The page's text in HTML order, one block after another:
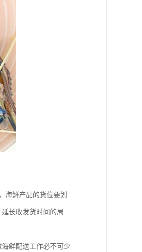
海鲜产品的货位要划
长收发货时间的局
鲜配送工作必不可少